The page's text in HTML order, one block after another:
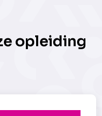
opleiding